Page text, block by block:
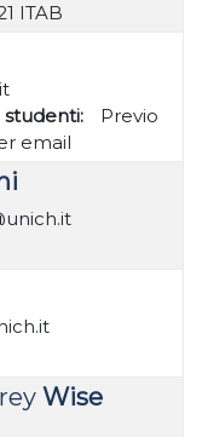
ITAB
Previo
email
Wise